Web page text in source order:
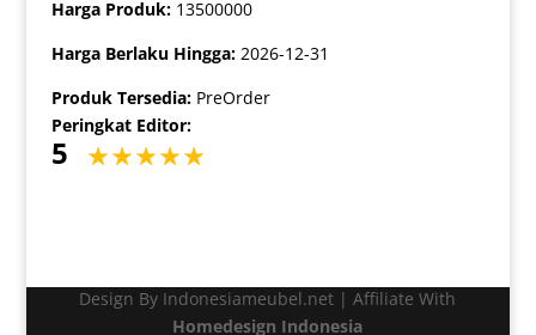
Harga Produk: 13500000
Harga Berlaku Hingga: 2026-12-31
Produk Tersedia: PreOrder
Peringkat Editor:
5
Design By Indonesiameubel.net | Affiliate With
Homedesign Indonesia